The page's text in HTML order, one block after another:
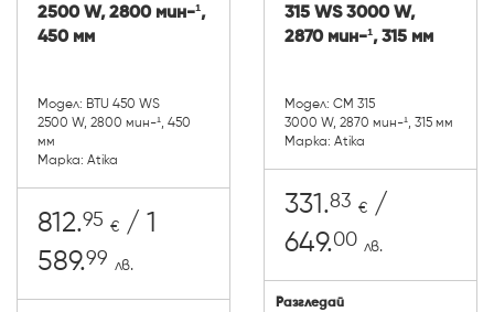
2500 W, 2800 мин-¹,
450 мм
Модел: BTU 450 WS
2500 W, 2800 мин-¹, 450
мм
Марка: Atika
812.95 € / 1
589.99 лв.
315 WS 3000 W,
2870 мин-¹, 315 мм
Модел: CM 315
3000 W, 2870 мин-¹, 315 мм
Марка: Atika
331.83 € /
649.00 лв.
Разгледай